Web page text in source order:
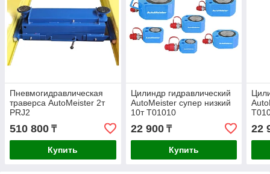
Пневмогидравлическая
траверса AutoMeister 2т
PRJ2
510 800 ₸
Купить
Цилиндр гидравлический
AutoMeister супер низкий
10т T01010
22 900₸
Купить
22